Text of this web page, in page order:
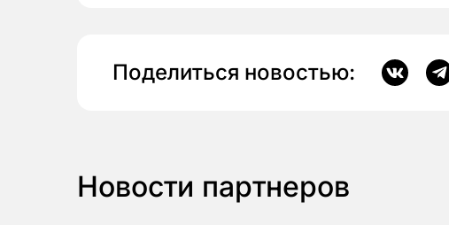
Поделиться новостью:
Новости партнеров